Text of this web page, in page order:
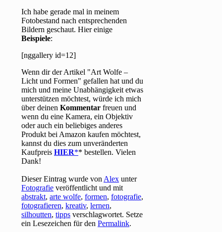
Ich habe gerade mal in meinem
Fotobestand nach entsprechenden
Bildern geschaut. Hier einige
Beispiele:
[nggallery id=12]
Wenn dir der Artikel "Art Wolfe –
Licht und Formen" gefallen hat und du
mich und meine Unabhängigkeit etwas
unterstützen möchtest, würde ich mich
über deinenKommentar freuen und
wenn du eine Kamera, ein Objektiv
oder auch ein beliebiges anderes
Produkt bei Amazon kaufen möchtest,
kannst du dies zum unveränderten
KaufpreisHIER * bestellen. Vielen
Dank!
Dieser Eintrag wurde von Alex unter
Fotografie veröffentlicht und mit
abstrakt,arte wolfe,formen,fotografie,
fotografieren,kreativ,lernen,
silhoutten,tipps verschlagwortet. Setze
ein Lesezeichen für denPermalink.